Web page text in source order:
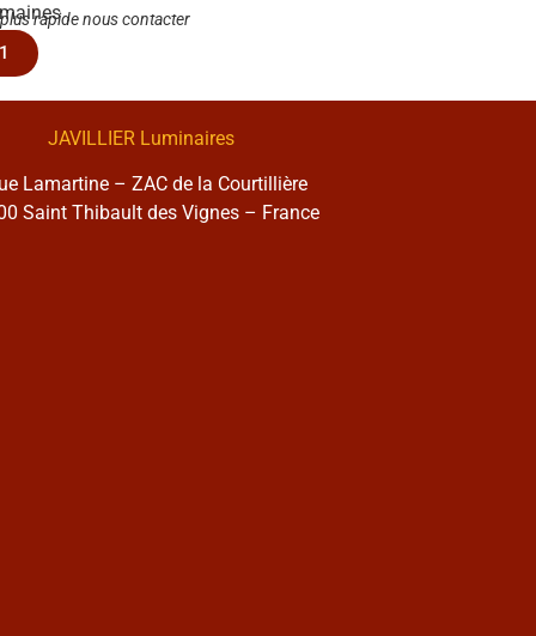
rapide nous contacter
JAVILLIER Luminaires
Lamartine – ZAC de la Courtillière
Saint Thibault des Vignes – France